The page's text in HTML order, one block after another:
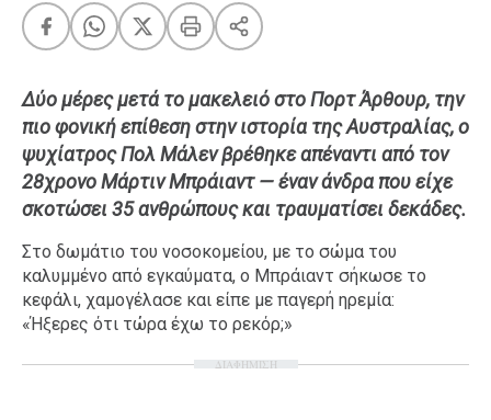
Xmas
LIFE
Food
Body+Mind
Ταξίδια
Style
Σπίτι
Σχέσεις
Δύο μέρες μετά το μακελειό στο Πορτ Άρθουρ, την
πιο φονική επίθεση στην ιστορία της Αυστραλίας, ο
ψυχίατρος Πολ Μάλεν βρέθηκε απέναντι από τον
28χρονο Μάρτιν Μπράιαντ — έναν άνδρα που είχε
σκοτώσει 35 ανθρώπους και τραυματίσει δεκάδες.
Στο δωμάτιο του νοσοκομείου, με το σώμα του
καλυμμένο από εγκαύματα, ο Μπράιαντ σήκωσε το
κεφάλι, χαμογέλασε και είπε με παγερή ηρεμία:
«Ήξερες ότι τώρα έχω το ρεκόρ;»
ΔΙΑΦΗΜΙΣΗ